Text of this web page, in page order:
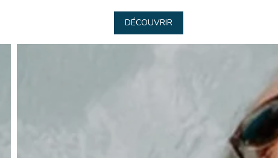
DÉCOUVRIR